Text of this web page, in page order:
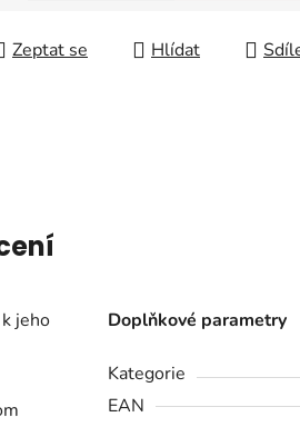
Zeptat se Hlídat
jeho
Doplňkové parametry
Kategorie
EAN